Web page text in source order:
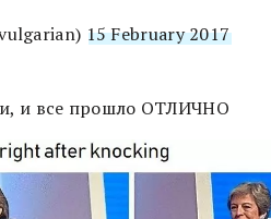
15 February 2017
и все прошло ОТЛИЧНО